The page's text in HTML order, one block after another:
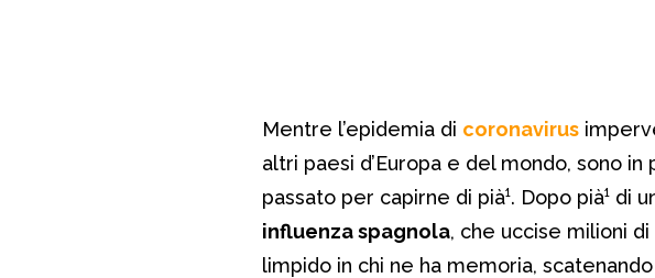
Mentre l’epidemia di coronavirus
altri paesi d’Europa e del mondo, sono
passato per capirne di pià¹. Dopo pià¹ di
influenza spagnola, che uccise milioni
limpido in chi ne ha memoria,